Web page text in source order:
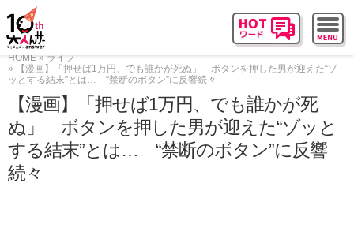
HOME
ライフ
【漫画】「押せば1万円、でも誰かが死ぬ」 ボタンを押した男が迎えた“ゾ
ッとする結末”とは… “禁断のボタン”に反響続々
【漫画】「押せば1万円、でも誰かが死
ぬ」 ボタンを押した男が迎えた“ゾッと
する結末”とは… “禁断のボタン”に反響
続々